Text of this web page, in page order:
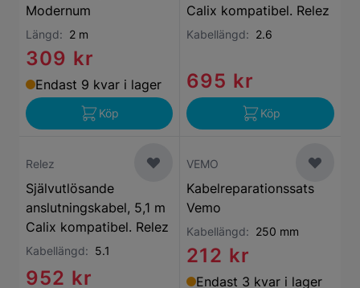
Modernum
Längd: 2 m
309 kr
Endast 9 kvar i lager
Köp
Calix kompatibel. Relez
Kabellängd: 2.6
695 kr
Köp
Relez
Självutlösande
anslutningskabel, 5,1 m
Calix kompatibel. Relez
Kabellängd: 5.1
952 kr
VEMO
Kabelreparationssats
Vemo
Kabellängd: 250 mm
212 kr
Endast 3 kvar i lager